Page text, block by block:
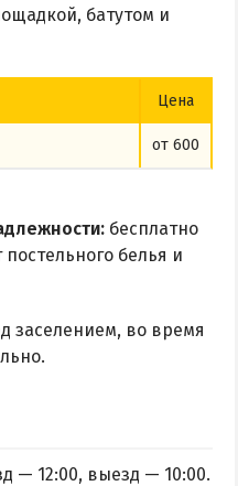
батутом и
Цена
от 600
бесплатно
белья и
заселением, во время
— 12:00, выезд — 10:00.